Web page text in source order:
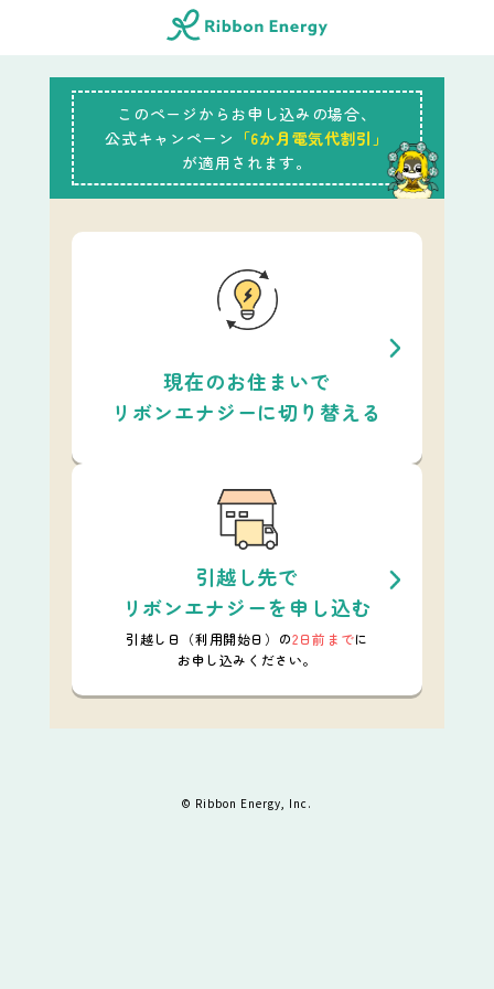
このページからお申し込みの場合、
公式キャンペーン 「6か月電気代割引」
が適用されます。
現在のお住まいで
リボンエナジーに切り替える
引越し先で
リボンエナジーを申し込む
引越し日（利用開始日）の2日前までに
お申し込みください。
© Ribbon Energy, Inc.